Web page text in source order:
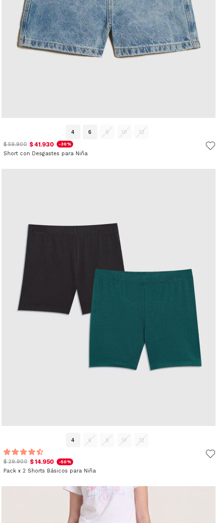
4 6 8 10
12
$ 59.900 $ 41.930 -30%
Short con Desgastes para Niña
4 6 8 10 12
$ 29.900 $ 14.950 -50%
Pack x 2 Shorts Básicos para Niña